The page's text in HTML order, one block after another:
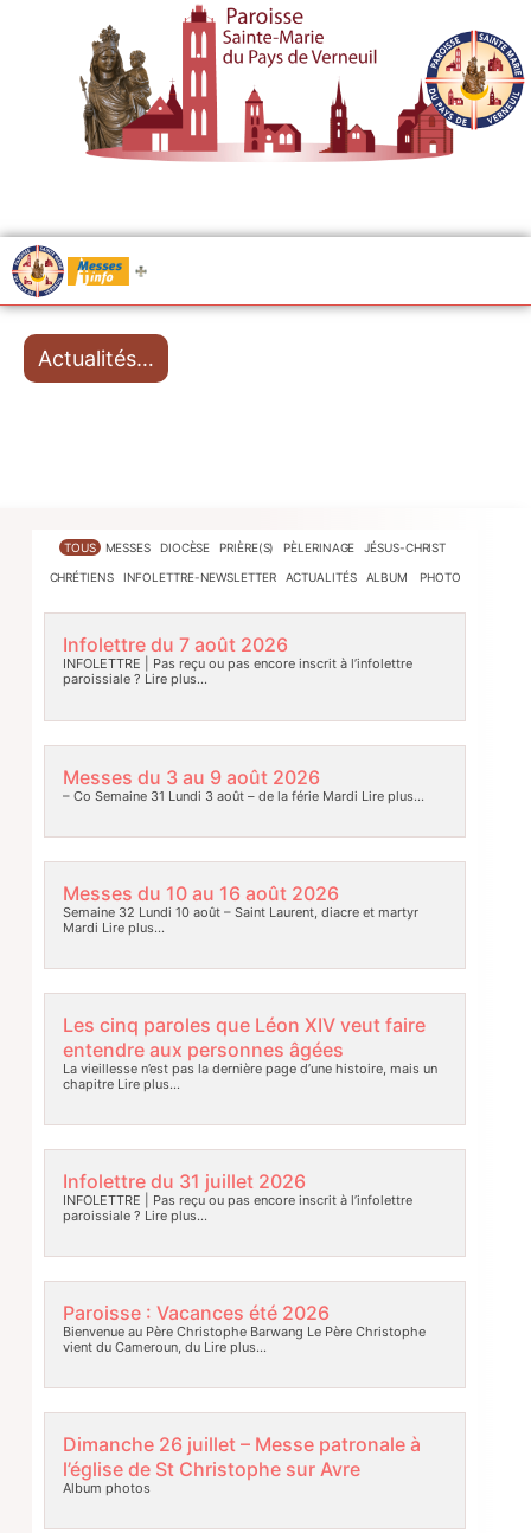
Messes
Actualités…
TOUS MESSES DIOCÈSE PRIÈRE(S) PÈLERINAGE JÉSUS-CHRIST
CHRÉTIENS INFOLETTRE-NEWSLETTER ACTUALITÉS ALBUM PHOTO
Infolettre du 7 août 2026
INFOLETTRE | Pas reçu ou pas encore inscrit à l’infolettre
paroissiale ? Lire plus…
Messes du 3 au 9 août 2026
– Co Semaine 31 Lundi 3 août – de la férie Mardi Lire plus…
Messes du 10 au 16 août 2026
Semaine 32 Lundi 10 août – Saint Laurent, diacre et martyr
Mardi Lire plus…
Les cinq paroles que Léon XIV veut faire
entendre aux personnes âgées
La vieillesse n’est pas la dernière page d’une histoire, mais un
chapitreLire plus…
Infolettre du 31 juillet 2026
INFOLETTRE | Pas reçu ou pas encore inscrit à l’infolettre
paroissiale ? Lire plus…
Paroisse : Vacances été 2026
Bienvenue au Père Christophe Barwang Le Père Christophe
vient du Cameroun, duLire plus…
Dimanche 26 juillet – Messe patronale à
l’église de St Christophe sur Avre
Album photos